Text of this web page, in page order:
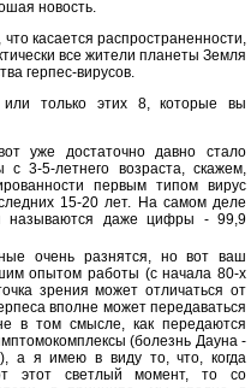
новость.
касается распространенности,
все жители планеты Земля
герпес-вирусов.
только этих 8, которые вы
уже достаточно давно стало
3-5-летнего возраста, скажем,
первым типом вирус
15-20 лет. На самом деле
называются даже цифры - 99,9
очень разнятся, но вот ваш
опытом работы (с начала 80-х
зрения может отличаться от
вполне может передаваться
в том смысле, как передаются
(болезнь Дауна -
а я имею в виду то, что, когда
этот светлый момент, то со